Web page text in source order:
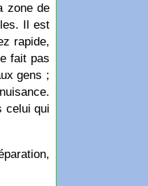
zone de
Il est
rapide,
fait pas
gens ;
celui qui